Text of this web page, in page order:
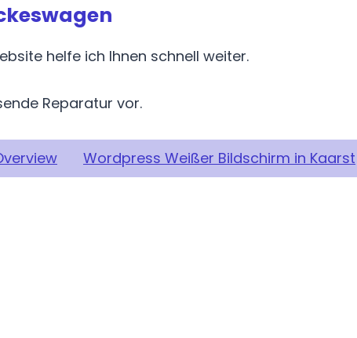
helfe ich Ihnen schnell weiter.
Reparatur vor.
Wordpress Weißer Bildschirm in Kaarst